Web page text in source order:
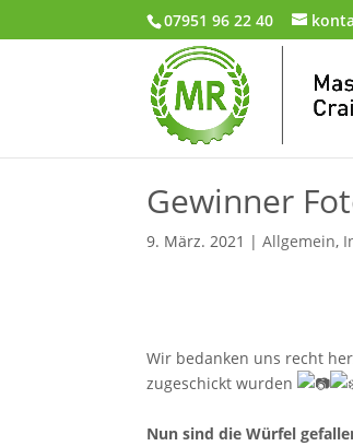
07951 96 22 40
Gewinner
9. März. 2021 |Allgemein,
Wir bedanken uns recht
zugeschickt wurden
Nun sind die Würfel